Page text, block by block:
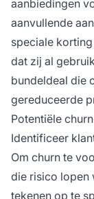
aanbiedingen
aanvullende
speciale
dat zij al
bundeldeal die
gereduceerde
Potentiële
Identificeer
Om churn te
die risico lopen
tekenen op te